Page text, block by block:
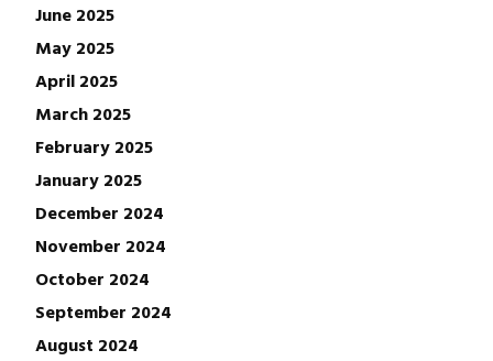
June 2025
May 2025
April 2025
March 2025
February 2025
January 2025
December 2024
November 2024
October 2024
September 2024
August 2024